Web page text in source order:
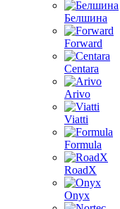
Белшина
Forward
Centara
Arivo
Viatti
Formula
RoadX
Onyx